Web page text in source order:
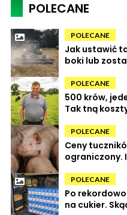
POLECANE
POLECANE
Jak ustawić
boki lub
POLECANE
500 krów,
Tak tną
POLECANE
Ceny
ograniczony.
POLECANE
Po
na cukier.